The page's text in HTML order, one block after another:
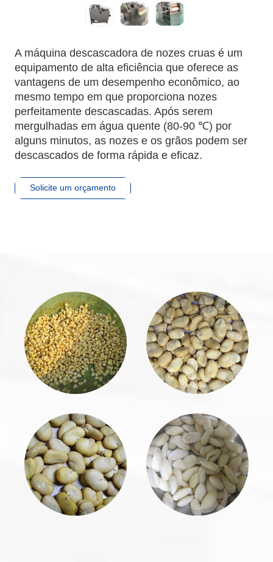
A máquina descascadora de nozes cruas é um
equipamento de alta eficiência que oferece as
vantagens de um desempenho econômico, ao
mesmo tempo em que proporciona nozes
perfeitamente descascadas. Após serem
mergulhadas em água quente (80-90 ℃) por
alguns minutos, as nozes e os grãos podem ser
descascados de forma rápida e eficaz.
Solicite um orçamento